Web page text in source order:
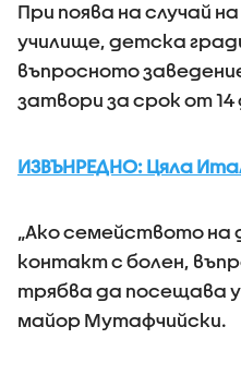
При поява на случай
училище, детска
въпросното
затвори за срок от 14
ИЗВЪНРЕДНО: Цяла
„Ако семейството на
контакт с болен,
трябва да посещава
майор Мутафчийски.